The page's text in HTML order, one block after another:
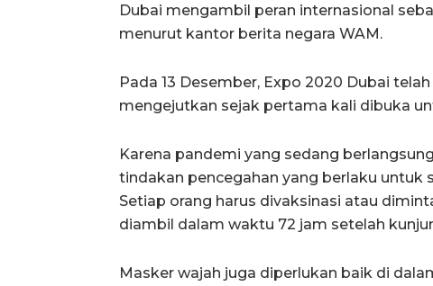
Dubai mengambil peran internasional
menurut kantor berita negara WAM.
Pada 13 Desember, Expo 2020 Dubai
mengejutkan sejak pertama kali dibuka
Karena pandemi yang sedang
tindakan pencegahan yang berlaku untuk
Setiap orang harus divaksinasi atau
diambil dalam waktu 72 jam setelah
Masker wajah juga diperlukan baik di